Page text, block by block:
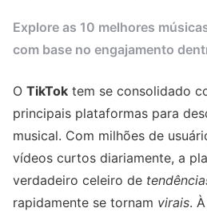
Explore as 10 melhores
com base no engajamento
O TikTok tem se consolidado
principais plataformas para
musical. Com milhões de
vídeos curtos diariamente, a
verdadeiro celeiro de
rapidamente se tornam virais.